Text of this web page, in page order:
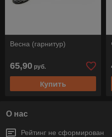
Весна (гарнитур)
65,90 руб.
Купить
О нас
Рейтинг не сформирован